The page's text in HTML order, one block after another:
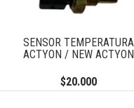
SENSOR TEMPERATURA
ACTYON / NEW ACTYON
$20.000
Previous